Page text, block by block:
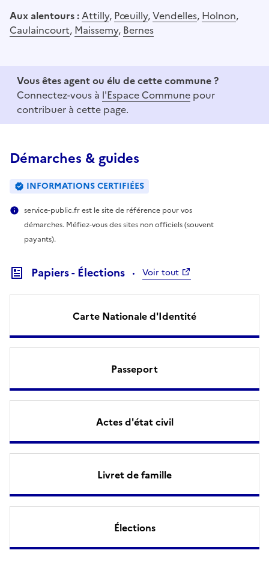
Aux alentours :Attilly, Pœuilly,Vendelles, Holnon,
Caulaincourt, Maissemy, Bernes
Vous êtes agent ou élu de cette commune ?
Connectez-vous à l'Espace Commune pour
contribuer à cette page.
Démarches & guides
INFORMATIONS CERTIFIÉES
service-public.fr est le site de référence pour vos
démarches. Méfiez-vous des sites non officiels (souvent
payants).
Papiers - Élections Voir tout
Carte Nationale d'Identité
Passeport
Actes d'état civil
Livret de famille
Élections